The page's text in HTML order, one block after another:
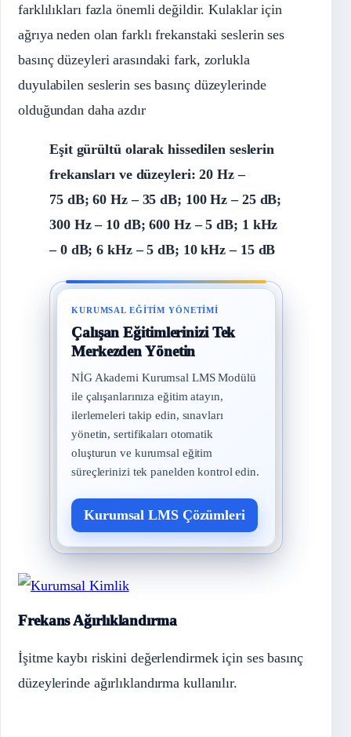
farklılıkları fazla önemli değildir. Kulaklar için
ağrıya neden olan farklı frekanstaki seslerin ses
basınç düzeyleri arasındaki fark, zorlukla
duyulabilen seslerin ses basınç düzeylerinde
olduğundan daha azdır
Eşit gürültü olarak hissedilen seslerin
frekansları ve düzeyleri: 20 Hz –
75 dB; 60 Hz – 35 dB; 100 Hz – 25 dB;
300 Hz – 10 dB; 600 Hz – 5 dB; 1 kHz
– 0 dB; 6 kHz – 5 dB; 10 kHz – 15 dB
KURUMSAL EĞITIM YÖNETIMI
Çalışan Eğitimlerinizi Tek
Merkezden Yönetin
NİG Akademi Kurumsal LMS Modülü
ile çalışanlarınıza eğitim atayın,
ilerlemeleri takip edin, sınavları
yönetin, sertifikaları otomatik
oluşturun ve kurumsal eğitim
süreçlerinizi tek panelden kontrol edin.
Kurumsal LMS Çözümleri
Frekans Ağırlıklandırma
İşitme kaybı riskini değerlendirmek için ses basınç
düzeylerinde ağırlıklandırma kullanılır.